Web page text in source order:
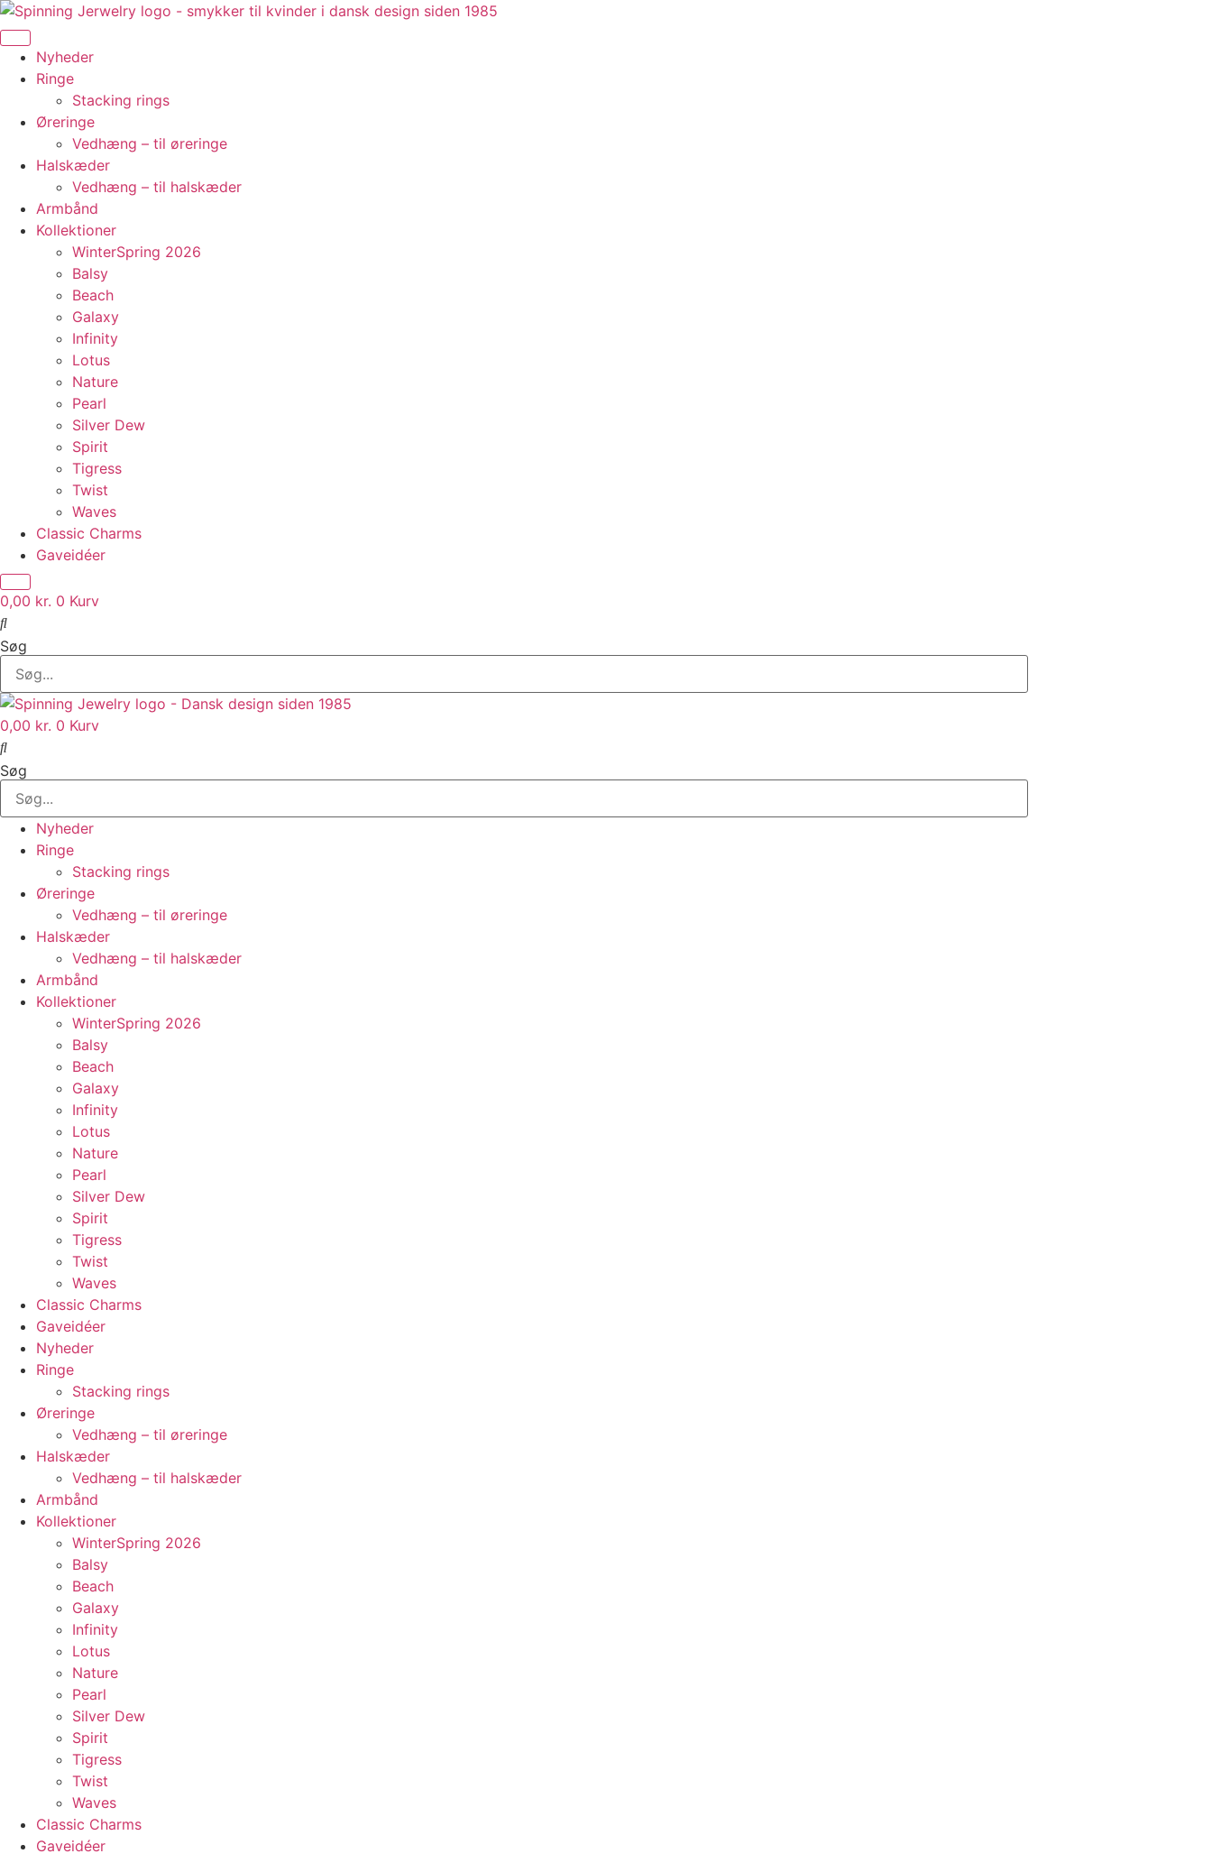
Videre
til
indholdNyheder
Ringe
Stacking rings
Øreringe
Vedhæng – til øreringe
Halskæder
Vedhæng – til halskæder
Armbånd
Kollektioner
WinterSpring 2026
Balsy
Beach
Galaxy
Infinity
Lotus
Nature
Pearl
Silver Dew
Spirit
Tigress
Twist
Waves
Classic Charms
Gaveidéer
0,00 kr. 0 Kurv
Søg
0,00 kr. 0 Kurv
Søg
Nyheder
Ringe
Stacking rings
Øreringe
Vedhæng – til øreringe
Halskæder
Vedhæng – til halskæder
Armbånd
Kollektioner
WinterSpring 2026
Balsy
Beach
Galaxy
Infinity
Lotus
Nature
Pearl
Silver Dew
Spirit
Tigress
Twist
Waves
Classic Charms
Gaveidéer
Nyheder
Ringe
Stacking rings
Øreringe
Vedhæng – til øreringe
Halskæder
Vedhæng – til halskæder
Armbånd
Kollektioner
WinterSpring 2026
Balsy
Beach
Galaxy
Infinity
Lotus
Nature
Pearl
Silver Dew
Spirit
Tigress
Twist
Waves
Classic Charms
Gaveidéer